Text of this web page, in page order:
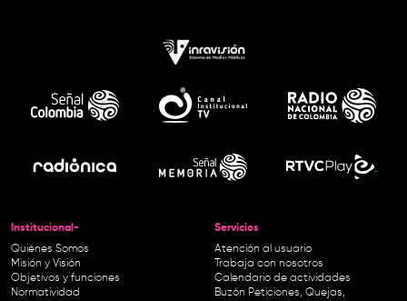
Institucional-
Quiénes Somos
Misión y Visión
Objetivos y funciones
Normatividad
Servicios
Atención al usuario
Trabaja con nosotros
Calendario de actividades
Buzón Peticiones, Quejas,